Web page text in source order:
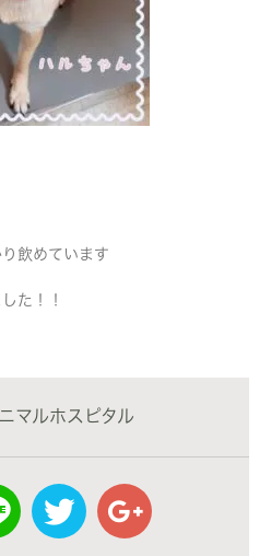
飲めています
た！！
マルホスピタル